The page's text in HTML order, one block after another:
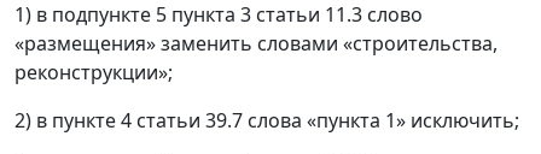
1) в подпункте 5 пункта 3 статьи 11.3 слово
«размещения» заменить словами «строительства,
реконструкции»;
2) в пункте 4 статьи 39.7 слова «пункта 1» исключить;